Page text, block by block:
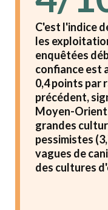
C'est l'indice
les
enquêtées
confiance est
0,4 points par
précédent,
Moyen-
grandes
pessimistes
vagues de
des cultures